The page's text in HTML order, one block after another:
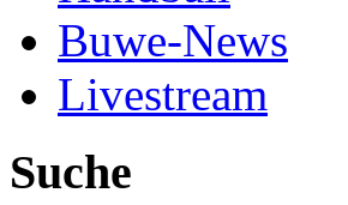
Buwe-News
Livestream
Suche